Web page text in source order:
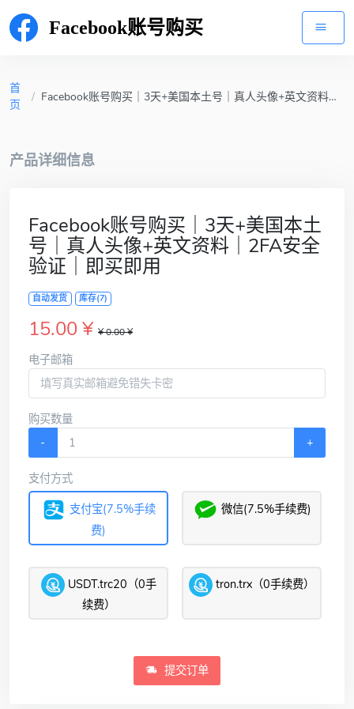
Facebook账号购买
首
页
/ Facebook账号购买｜3天+美国本土号｜真人头像+英文资料｜2FA安全验证｜即买即用
产品详细信息
Facebook账号购买｜3天+美国本土
号｜真人头像+英文资料｜2FA安全
验证｜即买即用
自动发货 库存(7)
15.00 ¥ ¥ 0.00 ¥
电子邮箱
购买数量
-
+
支付方式
支付宝(7.5%手续
费)
微信(7.5%手续费)
USDT.trc20（0手
续费）
tron.trx（0手续费）
提交订单